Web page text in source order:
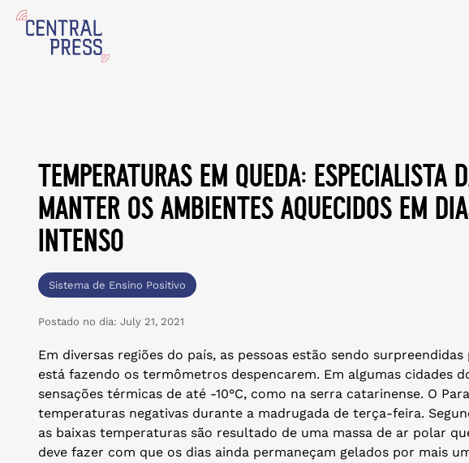
temperaturas em queda: especialista
manter os ambientes aquecidos em
intenso
Sistema de Ensino Positivo
Postado no dia: July 21, 2021
Em diversas regiões do país, as pessoas estão sendo
está fazendo os termômetros despencarem. Em algumas cidades
sensações térmicas de até -10°C, como na serra catarinense. O
temperaturas negativas durante a madrugada de terça-feira.
as baixas temperaturas são resultado de uma massa de ar polar
deve fazer com que os dias ainda permaneçam gelados por mais